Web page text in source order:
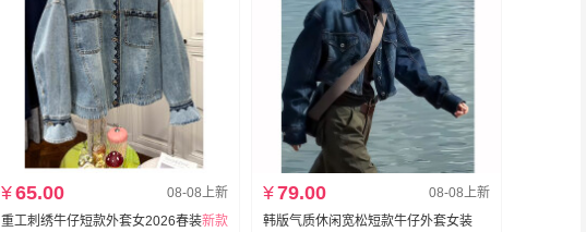
08-08上新
¥65.00
重工刺绣牛仔短款外套女2026春装新款
08-08上新
¥79.00
韩版气质休闲宽松短款牛仔外套女装